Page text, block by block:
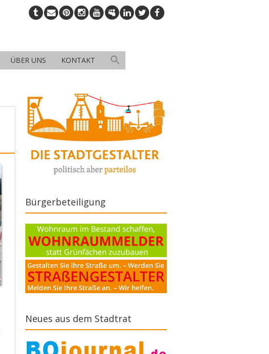
ÜBER UNS KONTAKT
Bürgerbeteiligung
Neues aus dem Stadtrat